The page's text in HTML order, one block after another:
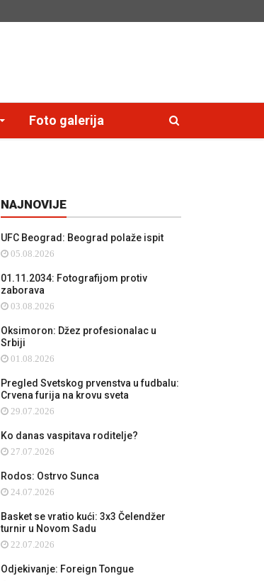
Foto galerija
NAJNOVIJE
UFC Beograd: Beograd polaže ispit
05.08.2026
01.11.2034: Fotografijom protiv
zaborava
03.08.2026
Oksimoron: Džez profesionalac u
Srbiji
01.08.2026
Pregled Svetskog prvenstva u fudbalu:
Crvena furija na krovu sveta
29.07.2026
Ko danas vaspitava roditelje?
27.07.2026
Rodos: Ostrvo Sunca
24.07.2026
Basket se vratio kući: 3x3 Čelendžer
turnir u Novom Sadu
22.07.2026
Odjekivanje: Foreign Tongue